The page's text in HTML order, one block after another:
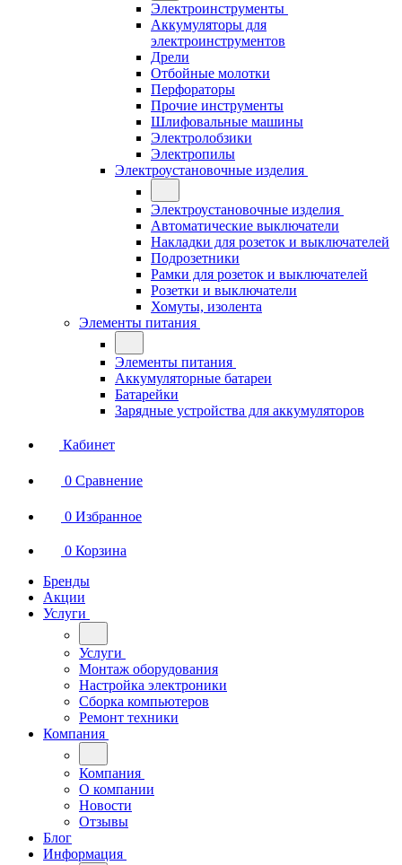
Электроинструменты
Аккумуляторы для
электроинструментов
Дрели
Отбойные молотки
Перфораторы
Прочие инструменты
Шлифовальные машины
Электролобзики
Электропилы
Электроустановочные изделия
Электроустановочные изделия
Автоматические выключатели
Накладки для розеток и выключателей
Подрозетники
Рамки для розеток и выключателей
Розетки и выключатели
Хомуты, изолента
Элементы питания
Элементы питания
Аккумуляторные батареи
Батарейки
Зарядные устройства для аккумуляторов
Кабинет
0 Сравнение
0 Избранное
0 Корзина
Бренды
Акции
Услуги
Услуги
Монтаж оборудования
Настройка электроники
Сборка компьютеров
Ремонт техники
Компания
Компания
О компании
Новости
Отзывы
Блог
Информация